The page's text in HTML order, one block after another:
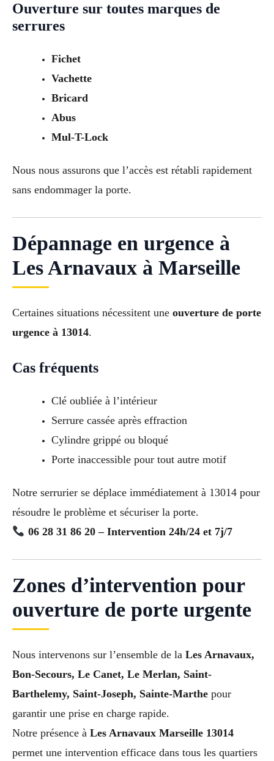
Ouverture sur toutes marques de
serrures
Fichet
Vachette
Bricard
Abus
Mul-T-Lock
Nous nous assurons que l’accès est rétabli rapidement
sans endommager la porte.
Dépannage en urgence à
Les Arnavaux à Marseille
Certaines situations nécessitent une ouverture de porte
urgence à 13014.
Cas fréquents
Clé oubliée à l’intérieur
Serrure cassée après effraction
Cylindre grippé ou bloqué
Porte inaccessible pour tout autre motif
Notre serrurier se déplace immédiatement à 13014 pour
résoudre le problème et sécuriser la porte.
06 28 31 86 20 – Intervention 24h/24 et 7j/7
Zones d’intervention pour
ouverture de porte urgente
Nous intervenons sur l’ensemble de la Les Arnavaux,
Bon-Secours, Le Canet, Le Merlan, Saint-
Barthelemy, Saint-Joseph, Sainte-Marthe pour
garantir une prise en charge rapide.
Notre présence à Les Arnavaux Marseille 13014
permet une intervention efficace dans tous les quartiers